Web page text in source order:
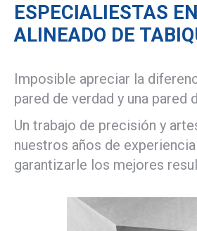
ESPECIALIESTAS
ALINEADO DE
Imposible apreciar la
pared de verdad y una pared
Un trabajo de precisión y
nuestros años de
garantizarle los mejores